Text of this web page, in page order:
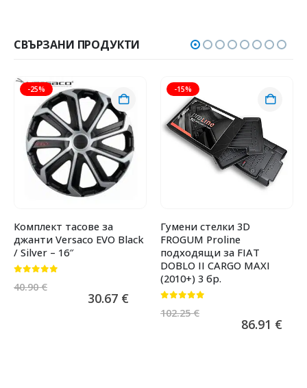
СВЪРЗАНИ ПРОДУКТИ
-25%
Комплект тасове за
джанти Versaco EVO Black
/ Silver – 16″
40.90€
30.67 €
-15%
Гумени стелки 3D
FROGUM Proline
подходящи за FIAT
DOBLO II CARGO MAXI
(2010+) 3 бр.
102.25€
86.91 €